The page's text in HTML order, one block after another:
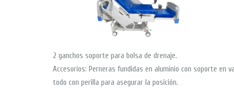
2 ganchos soporte para bolsa de drenaje.
Accesorios: Perneras fundidas en aluminio con soporte en
todo con perilla para asegurar la posición.